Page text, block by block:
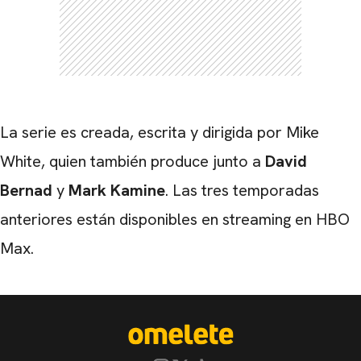
La serie es creada, escrita y dirigida por Mike
White, quien también produce junto a David
Bernad y Mark Kamine. Las tres temporadas
anteriores están disponibles en streaming en HBO
Max.